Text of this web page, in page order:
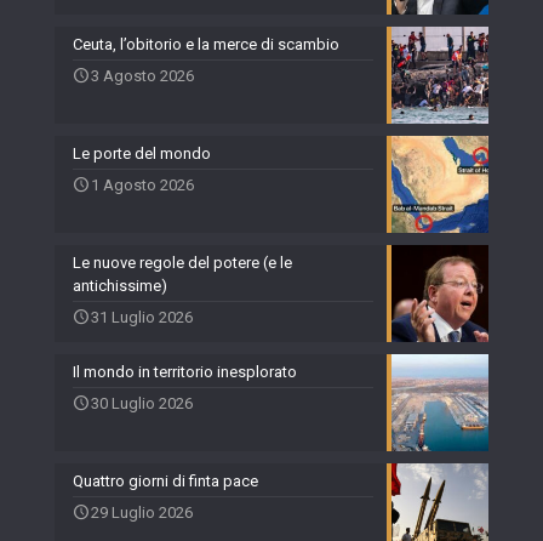
Ceuta, l’obitorio e la merce di scambio
3 Agosto 2026
Le porte del mondo
1 Agosto 2026
Le nuove regole del potere (e le
antichissime)
31 Luglio 2026
Il mondo in territorio inesplorato
30 Luglio 2026
Quattro giorni di finta pace
29 Luglio 2026